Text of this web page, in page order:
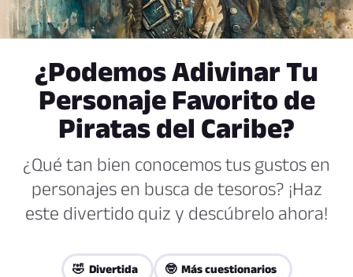
¿Podemos Adivinar Tu
Personaje Favorito de
Piratas del Caribe?
¿Qué tan bien conocemos tus gustos en
personajes en busca de tesoros? ¡Haz
este divertido quiz y descúbrelo ahora!
🤣 Divertida 🤓 Más cuestionarios